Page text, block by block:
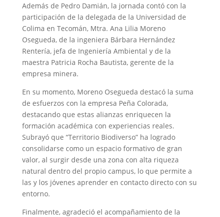
Además de Pedro Damián, la jornada contó con la
participación de la delegada de la Universidad de
Colima en Tecomán, Mtra. Ana Lilia Moreno
Osegueda, de la ingeniera Bárbara Hernández
Rentería, jefa de Ingeniería Ambiental y de la
maestra Patricia Rocha Bautista, gerente de la
empresa minera.
En su momento, Moreno Osegueda destacó la suma
de esfuerzos con la empresa Peña Colorada,
destacando que estas alianzas enriquecen la
formación académica con experiencias reales.
Subrayó que “Territorio Biodiverso” ha logrado
consolidarse como un espacio formativo de gran
valor, al surgir desde una zona con alta riqueza
natural dentro del propio campus, lo que permite a
las y los jóvenes aprender en contacto directo con su
entorno.
Finalmente, agradeció el acompañamiento de la